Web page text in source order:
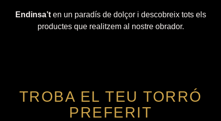
Endinsa’ten un paradís de dolçor i descobreix tots els
productes que realitzem al nostre obrador.
TROBA EL TEU TORRÓ
PREFERIT